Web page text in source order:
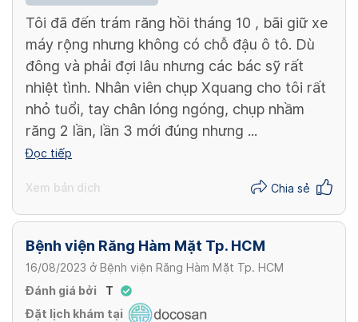
Tôi đã đến trám răng hồi tháng 10 , bãi giữ xe
máy rộng nhưng không có chỗ đậu ô tô. Dù
đông và phải đợi lâu nhưng các bác sỹ rất
nhiệt tình. Nhân viên chụp Xquang cho tôi rất
nhỏ tuổi, tay chân lóng ngóng, chụp nhầm
răng 2 lần, lần 3 mới đúng nhưng ...
Đọc tiếp
Xem bản dịch Chia sẻ
Bệnh viện Răng Hàm Mặt Tp. HCM
16/08/2023 ở Bệnh viện Răng Hàm Mặt Tp. HCM
Đánh giá bởi
T
Đặt lịch khám tại